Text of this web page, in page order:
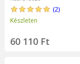
(2)
Készleten
60 110 Ft